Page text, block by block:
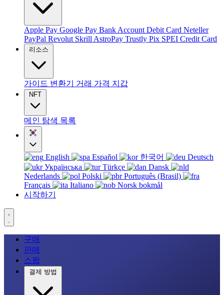
Apple Pay Google Pay Bank Account Debit Card Neteller
PayPal Revolut Skrill AstroPay Trustly Pix SPEI Credit Card
리소스
가이드 변환기 거래 가격 지갑
NFT
메인 탐색 목록
English Español 한국어
Deutsch
Українська
Türkçe
Dansk
Nederlands
Polski
Português (Brasil)
Français
Italiano
Norsk bokmål
시작하기
구매
판매
스왑
결제 방법